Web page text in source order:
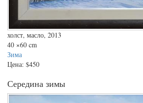
холст, масло, 2013
40 ×60 cm
Зима
Цена: $450
Середина зимы